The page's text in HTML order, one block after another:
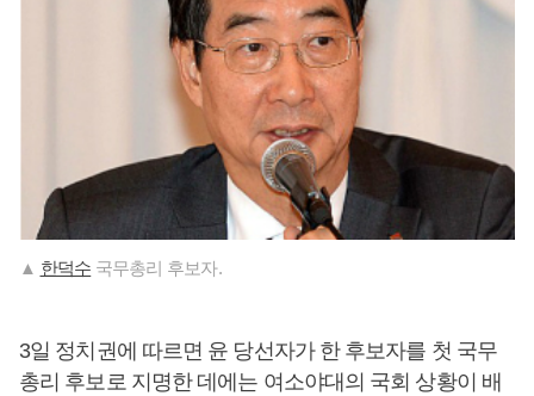
▲ 한덕수 국무총리 후보자.
3일 정치권에 따르면 윤 당선자가 한 후보자를 첫 국무
총리 후보로 지명한 데에는 여소야대의 국회 상황이 배